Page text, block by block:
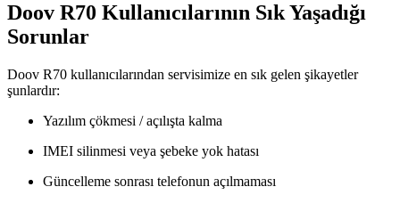
Doov R70 Kullanıcılarının Sık Yaşadığı
Sorunlar
Doov R70 kullanıcılarından servisimize en sık gelen şikayetler
şunlardır:
Yazılım çökmesi / açılışta kalma
IMEI silinmesi veya şebeke yok hatası
Güncelleme sonrası telefonun açılmaması